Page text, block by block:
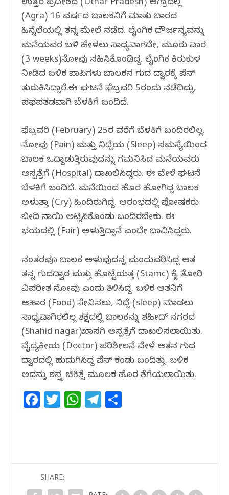
ಉತ್ತರ ಪ್ರದೇಶದ (Uthar Pradesh) ಆಗ್ರಾದಲ್ಲಿ
(Agra) 16 ವರ್ಷದ ಬಾಲಕನಿಗೆ ಮಾತು ಬಾರದ
ಹಿನ್ನೆಲೆಯಲ್ಲಿ ತನ್ನ ಮೇಲೆ ನಡೆದ. ಲೈಂಗಿಕ ದೌರ್ಜನ್ಯವನ್ನು
ಮನೆಯವರ ಬಳಿ ಹೇಳಲು ಸಾಧ್ಯವಾಗದೇ, ಮೂರು ವಾರ
(3 weeks)ನೋವು ಸಹಿಸಿಕೊಂಡಿದ್ದ. ಲೈಂಗಿಕ ಕಿರುಕುಳ
ನೀಡಿದ ಬಳಿಕ ಪಾಪಿಗಳು ಬಾಲಕನ ಗುದ ದ್ವಾರಕ್ಕೆ ಪೆನ್
ತುರುಕಿಸಿದ್ದಾರೆ.ಈ ಘಟನೆ ಫೆಬ್ರವರಿ 5ರಂದು ನಡೆದಿದ್ದು,
ಪಫಪತಡವಾಗಿ ಬೆಳಕಿಗೆ ಬಂದಿದೆ.
ಫೆಬ್ರವರಿ (February) 25ರ ವರೆಗೆ ಬೆಳಕಿಗೆ ಬಂದಿರಲಿಲ್ಲ.
ನೋವು (Pain) ಮತ್ತು ನಿದ್ದೆಯ (Sleep) ಸಮಸ್ಯೆಯಿಂದ
ಬಾಲಕ ಒದ್ದಾಡುತ್ತಿರುವುದನ್ನು ಗಮನಿಸಿದ ಮನೆಯವರು
ಆಸ್ಪತ್ರೆಗೆ (Hospital) ದಾಖಲಿಸಿದ್ದರು. ಈ ವೇಳೆ ಘಟನೆ
ಬೆಳಕಿಗೆ ಬಂದಿದೆ. ಮನೆಯಿಂದ ಹೊರ ಹೋಗಿದ್ದ ಬಾಲಕ
ಅಳುತ್ತಾ (Cry) ಹಿಂದಿರುಗಿದ್ದ. ಆರಂಭದಲ್ಲಿ ಪೋಷಕರು
ಬೀದಿ ನಾಯಿ ಅಟ್ಟಿಸಿಕೊಂಡು ಬಂದಿರಬೇಕು. ಈ
ಭಯದಲ್ಲಿ (Fair) ಅಳುತ್ತಿದ್ದಾನೆ ಎಂದೇ ಭಾವಿಸಿದ್ದರು.
ನಂತರವೂ ಬಾಲಕ ಅಳುವುದನ್ನ ಮಂದುವರಿಸಿದ್ದ ಆತ
ತನ್ನ ಗುದದ್ವಾರ ಮತ್ತು ಹೊಟ್ಟೆಯತ್ತ (Stamc) ಕೈ ತೋರಿ
ವಿಪರೀತ ನೋವು ಎಂದು ತಿಳಿಸಿದ್ದ. ಬಳಿಕ ಆತನಿಗೆ
ಆಹಾರ (Food) ಸೇವಿಸಲು, ನಿದ್ದೆ (sleep) ಮಾಡಲು
ಸಾಧ್ಯವಾಗಿರಲಿಲ್ಲ.ತಕ್ಷದಲ್ಲಿ ಬಾಲಕನ್ನು ಶಹೀದ್‌ ನಗರದ
(Shahid nagar)ಖಾಸಗಿ ಆಸ್ಪತ್ರೆಗೆ ದಾಖಲಿಸಲಾಯಿತು.
ವೈದ್ಯಕೀಯ (Doctor) ಪರಿಶೀಲನೆ ವೇಳೆ ಆತನ ಗುದ
ದ್ವಾರದಲ್ಲಿ ಹುದುಗಿಸಿದ್ದ ಪೆನ್ ಕಂಡು ಬಂದಿತ್ತು. ಬಳಿಕ
ಅದನ್ನು ಶಸ್ತ್ರ ಚಿಕಿತ್ಸೆ ಮೂಲಕ ಹೊರ ತೆಗೆಯಲಾಯಿತು.
F
b
o
T
r
W
A
T
ra
SHARE: